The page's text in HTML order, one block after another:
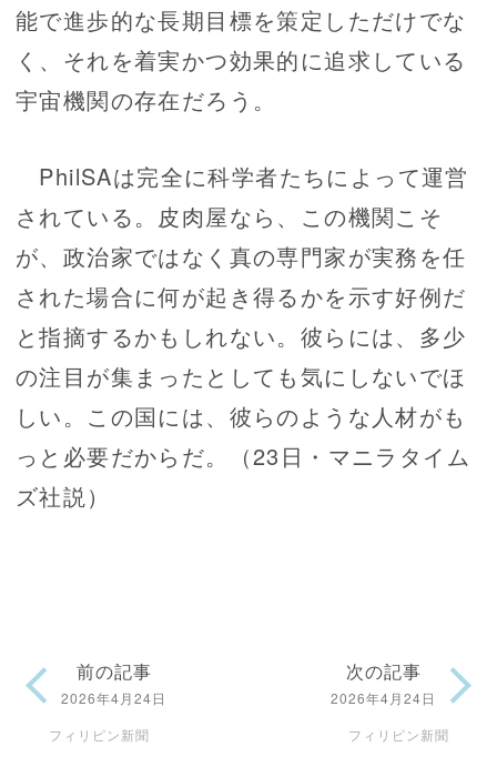
能で進歩的な長期目標を策定しただけでな
く、それを着実かつ効果的に追求している
宇宙機関の存在だろう。
PhilSAは完全に科学者たちによって運営
されている。皮肉屋なら、この機関こそ
が、政治家ではなく真の専門家が実務を任
された場合に何が起き得るかを示す好例だ
と指摘するかもしれない。彼らには、多少
の注目が集まったとしても気にしないでほ
しい。この国には、彼らのような人材がも
っと必要だからだ。（23日・マニラタイム
ズ社説）
前の記事
2026年4月24日
フィリピン新聞
次の記事
2026年4月24日
フィリピン新聞